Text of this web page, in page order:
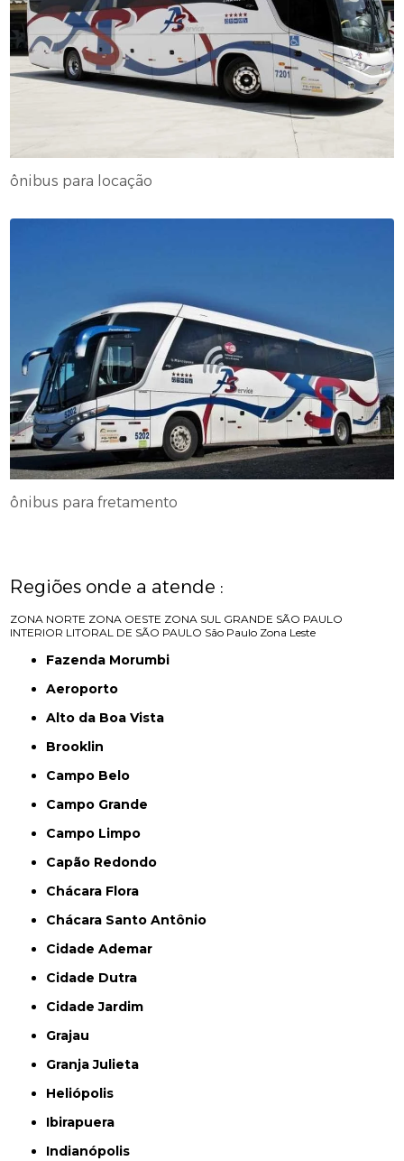
ônibus para locação
ônibus para fretamento
Regiões onde a atende :
ZONA NORTE ZONA OESTE ZONA SUL GRANDE SÃO PAULO
INTERIOR LITORAL DE SÃO PAULO São Paulo Zona Leste
Fazenda Morumbi
Aeroporto
Alto da Boa Vista
Brooklin
Campo Belo
Campo Grande
Campo Limpo
Capão Redondo
Chácara Flora
Chácara Santo Antônio
Cidade Ademar
Cidade Dutra
Cidade Jardim
Grajau
Granja Julieta
Heliópolis
Ibirapuera
Indianópolis